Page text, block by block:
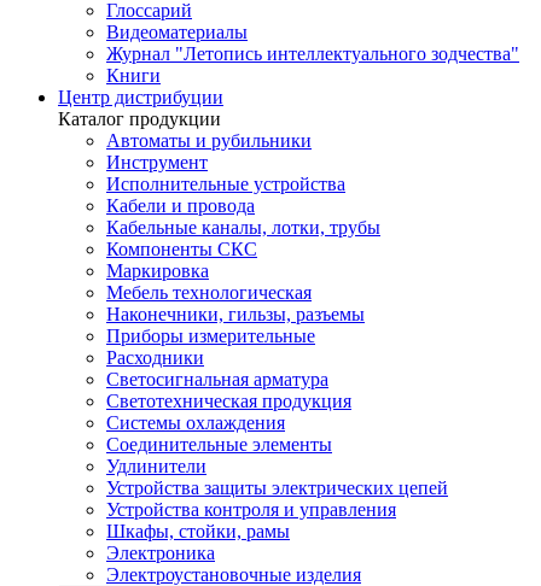
Глоссарий
Видеоматериалы
Журнал "Летопись интеллектуального зодчества"
Книги
Центр дистрибуции
Каталог продукции
Автоматы и рубильники
Инструмент
Исполнительные устройства
Кабели и провода
Кабельные каналы, лотки, трубы
Компоненты СКС
Маркировка
Мебель технологическая
Наконечники, гильзы, разъемы
Приборы измерительные
Расходники
Светосигнальная арматура
Светотехническая продукция
Системы охлаждения
Соединительные элементы
Удлинители
Устройства защиты электрических цепей
Устройства контроля и управления
Шкафы, стойки, рамы
Электроника
Электроустановочные изделия